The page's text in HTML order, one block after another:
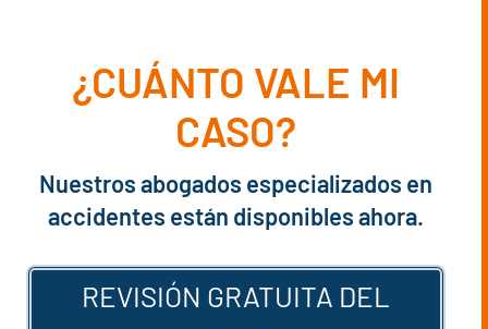
¿CUÁNTO VALE MI
CASO?
Nuestros abogados especializados en
accidentes están disponibles ahora.
REVISIÓN GRATUITA DEL